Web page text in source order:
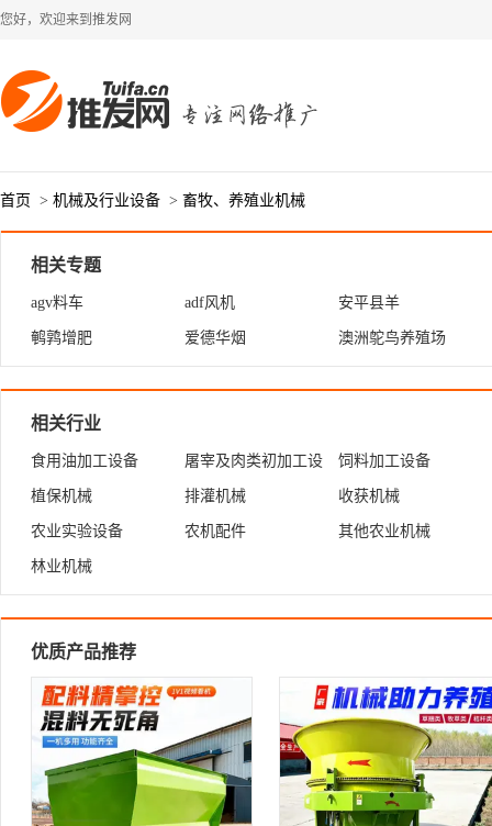
您好，欢迎来到推发网
首页 > 机械及行业设备 > 畜牧、养殖业机械
相关专题
agv料车 adf风机 安平县羊
鹌鹑增肥 爱德华烟 澳洲鸵鸟养殖场
相关行业
食用油加工设备
屠宰及肉类初加工设
备
饲料加工设备
植保机械 排灌机械 收获机械
农业实验设备 农机配件 其他农业机械
林业机械
优质产品推荐